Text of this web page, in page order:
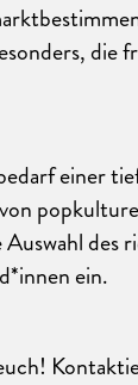
die
einer
des
ein.